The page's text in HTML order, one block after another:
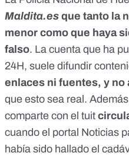
Maldita.es que tanto la
menor como que haya
falso. La cuenta que ha
24H, suele difundir
enlaces ni fuentes, y no
que esto sea real.
comparte con el tuit
cuando el portal Noticias
había sido hallado el